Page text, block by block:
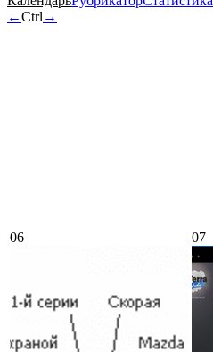
←Ctrl →
06 07